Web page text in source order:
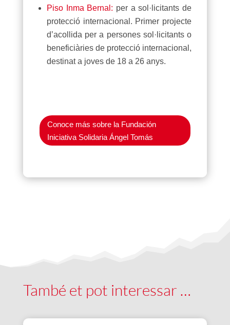
Piso Inma Bernal: per a sol·licitants de
protecció internacional. Primer projecte
d’acollida per a persones sol·licitants o
beneficiàries de protecció internacional,
destinat a joves de 18 a 26 anys.
Conoce más sobre la Fundación
Iniciativa Solidaria Ángel Tomás
També et pot interessar …